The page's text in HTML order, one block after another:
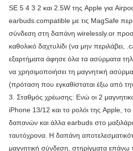
SE 5 4 3 2 και 2.5W της Apple για
earbuds.compatible με τις MagSafe
σύνδεση στη δαπάνη wirelessly.or
καθολικό δαχτυλίδι (να μην περιλάβει,
εξαρτήματα άφησε όλα τα ασύρματα
να χρησιμοποιήσει τη μαγνητική
(πρόταση που εγκαθίσταται έξω από
3. Σταθμός χρέωσης: Ενώ οι 2
iPhone 13/12 και το ρολόι της Apple,
δαπανών και άλλα earbuds στο
ταυτόχρονα. Η δαπάνη
μαγνητική σύνδεση, στηρίγματα